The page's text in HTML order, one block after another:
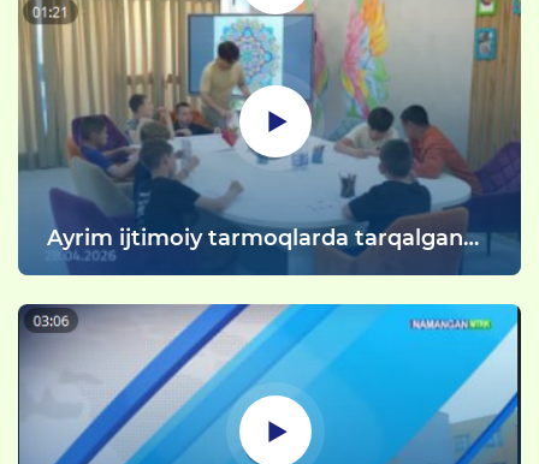
Ayrim ijtimoiy tarmoqlarda tarqalgan
xabarlarga rasmiy izoh.